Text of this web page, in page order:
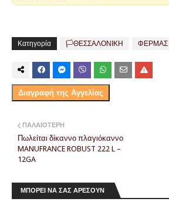
Κατηγορία 🏳️ΘΕΣΣΑΛΟΝΙΚΗ ΦΕΡΜΑΣ
Διαγραφή της Αγγελίας
ΠΑΛΑΙΌΤΕΡΗ
Πωλείται δίκαννο πλαγιόκαννο
MANUFRANCE ROBUST 222 L –
12GA
ΜΠΟΡΕΙ ΝΑ ΣΑΣ ΑΡΕΣΟΥΝ